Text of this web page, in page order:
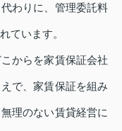
わりに、管理委託料
ています。
からを家賃保証会社
で、家賃保証を組み
理のない賃貸経営に